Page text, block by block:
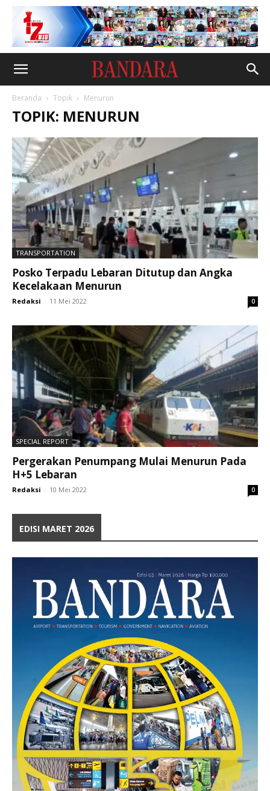
Beranda Topik Menurun
TOPIK: MENURUN
TRANSPORTATION
Posko Terpadu Lebaran Ditutup dan Angka
Kecelakaan Menurun
Redaksi - 11 Mei 2022 0
SPECIAL REPORT
Pergerakan Penumpang Mulai Menurun Pada
H+5 Lebaran
Redaksi - 10 Mei 2022 0
EDISI MARET 2026